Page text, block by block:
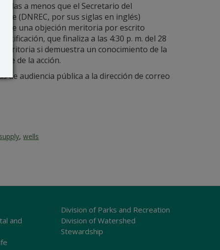
a menos que el Secretario del
(DNREC, por sus siglas en inglés)
una objeción meritoria por escrito
que finaliza a las 4:30 p. m. del 28
si demuestra un conocimiento de la
de la acción.
de audiencia pública a la dirección de correo
,wells
and
Division of Parks and Recreation
Division of Watershed
Stewardship